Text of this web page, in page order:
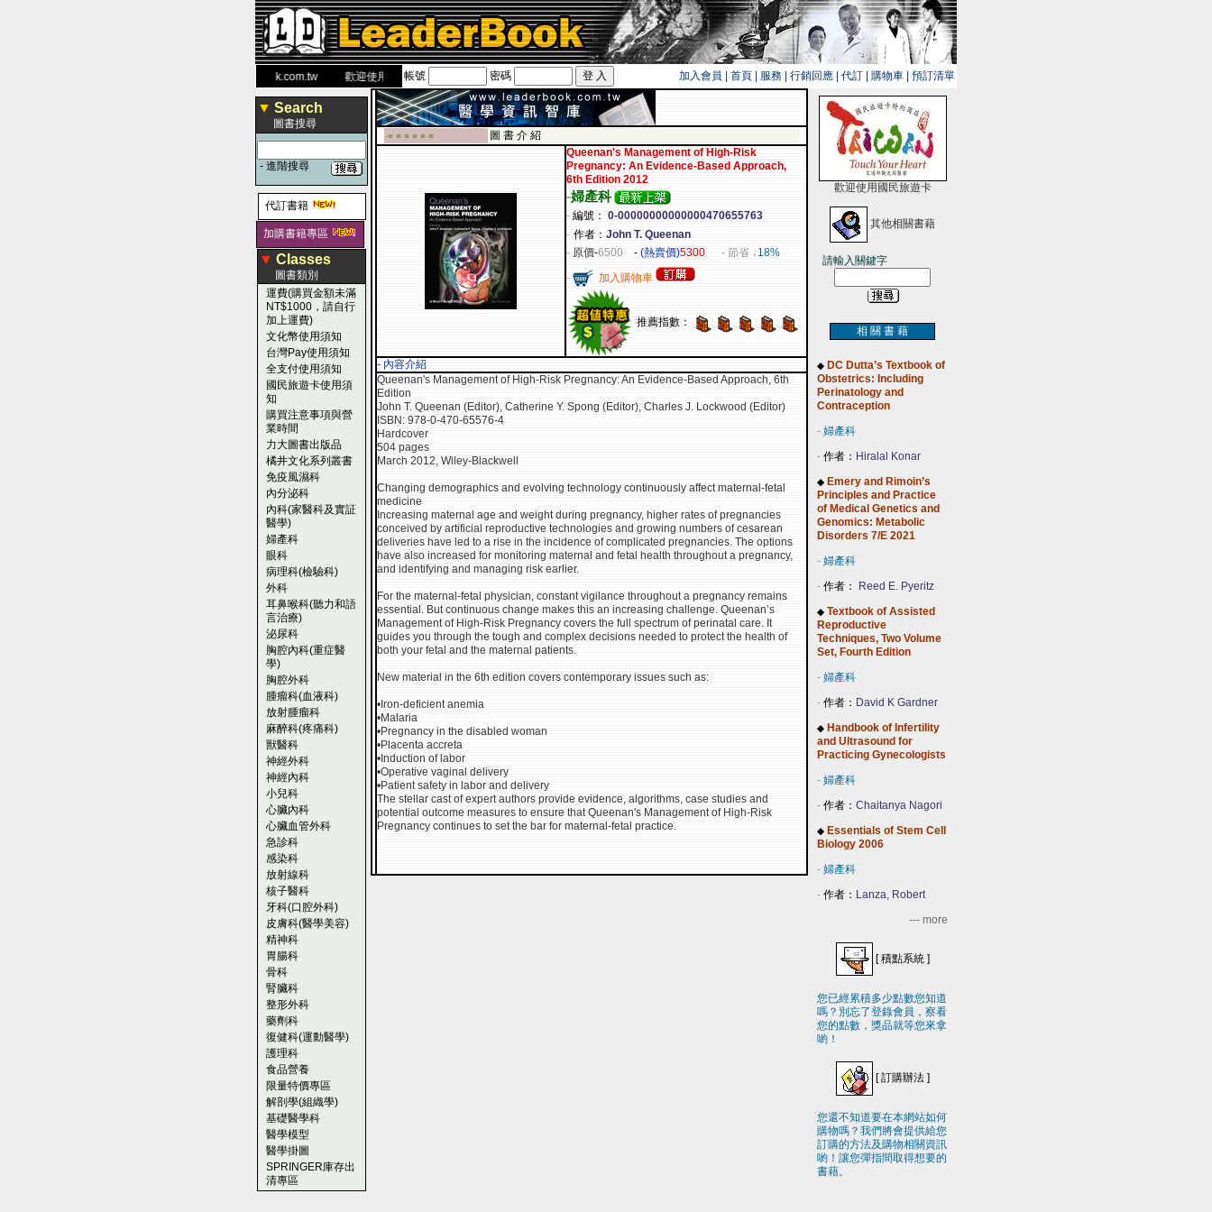
www.leaderbook.com.tw歡迎使用 國民旅遊卡！！
帳號 密碼 加入會員 首頁 服務 行銷回應 代訂 購物車 預訂清單
▼ Search
圖書搜尋
- 進階搜尋
代訂書籍
加購書籍專區
▼ Classes
圖書類別
運費(購買金額未滿
NT$1000，請自行
加上運費)
文化幣使用須知
台灣Pay使用須知
全支付使用須知
國民旅遊卡使用須
知
購買注意事項與營
業時間
力大圖書出版品
橘井文化系列叢書
免疫風濕科
內分泌科
內科(家醫科及實証
醫學)
婦產科
眼科
病理科(檢驗科)
外科
耳鼻喉科(聽力和語
言治療)
泌尿科
胸腔內科(重症醫
學)
胸腔外科
腫瘤科(血液科)
放射腫瘤科
麻醉科(疼痛科)
獸醫科
神經外科
神經內科
小兒科
心臟內科
心臟血管外科
急診科
感染科
放射線科
核子醫科
牙科(口腔外科)
皮膚科(醫學美容)
精神科
胃腸科
骨科
腎臟科
整形外科
藥劑科
復健科(運動醫學)
護理科
食品營養
限量特價專區
解剖學(組織學)
基礎醫學科
醫學模型
醫學掛圖
SPRINGER庫存出
清專區
-■ ■ ■ ■ ■ ■
圖 書 介 紹
Queenan's Management of High-Risk
Pregnancy: An Evidence-Based Approach,
6th Edition 2012
-婦產科
- 編號： 0-00000000000000470655763
- 作者： John T. Queenan
- 原價-6500 - (熱賣價)5300 - 節省 ↓ 18%
-
加入購物車
推薦指數：
- 內容介紹
Queenan's Management of High-Risk Pregnancy: An Evidence-Based Approach, 6th
Edition
John T. Queenan (Editor), Catherine Y. Spong (Editor), Charles J. Lockwood (Editor)
ISBN: 978-0-470-65576-4
Hardcover
504 pages
March 2012, Wiley-Blackwell
Changing demographics and evolving technology continuously affect maternal-fetal
medicine
Increasing maternal age and weight during pregnancy, higher rates of pregnancies
conceived by artificial reproductive technologies and growing numbers of cesarean
deliveries have led to a rise in the incidence of complicated pregnancies. The options
have also increased for monitoring maternal and fetal health throughout a pregnancy,
and identifying and managing risk earlier.
For the maternal-fetal physician, constant vigilance throughout a pregnancy remains
essential. But continuous change makes this an increasing challenge. Queenan’s
Management of High-Risk Pregnancy covers the full spectrum of perinatal care. It
guides you through the tough and complex decisions needed to protect the health of
both your fetal and the maternal patients.
New material in the 6th edition covers contemporary issues such as:
•Iron-deficient anemia
•Malaria
•Pregnancy in the disabled woman
•Placenta accreta
•Induction of labor
•Operative vaginal delivery
•Patient safety in labor and delivery
The stellar cast of expert authors provide evidence, algorithms, case studies and
potential outcome measures to ensure that Queenan's Management of High-Risk
Pregnancy continues to set the bar for maternal-fetal practice.
歡迎使用國民旅遊卡
其他相關書藉
請輸入關鍵字
相 關 書 藉
◆ DC Dutta’s Textbook of
Obstetrics: Including
Perinatology and
Contraception
- 婦產科
- 作者： Hiralal Konar
◆ Emery and Rimoin’s
Principles and Practice
of Medical Genetics and
Genomics: Metabolic
Disorders 7/E 2021
- 婦產科
- 作者： Reed E. Pyeritz
◆ Textbook of Assisted
Reproductive
Techniques, Two Volume
Set, Fourth Edition
- 婦產科
- 作者： David K Gardner
◆ Handbook of Infertility
and Ultrasound for
Practicing Gynecologists
- 婦產科
- 作者： Chaitanya Nagori
◆ Essentials of Stem Cell
Biology 2006
- 婦產科
- 作者： Lanza, Robert
--- more
[積點系統 ]
您已經累積多少點數您知道
嗎？別忘了登錄會員，察看
您的點數，獎品就等您來拿
喲！
[訂購辦法]
您還不知道要在本網站如何
購物嗎？我們將會提供給您
訂購的方法及購物相關資訊
喲！讓您彈指間取得想要的
書藉。